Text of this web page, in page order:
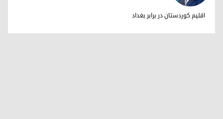
دکتر ابراهیم خالد
اقلیم کوردستان در برابر بغداد